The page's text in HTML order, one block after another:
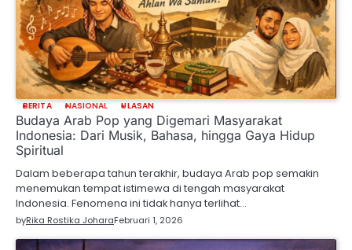
BERITA NASIONAL ULASAN
Budaya Arab Pop yang Digemari Masyarakat
Indonesia: Dari Musik, Bahasa, hingga Gaya Hidup
Spiritual
Dalam beberapa tahun terakhir, budaya Arab pop semakin
menemukan tempat istimewa di tengah masyarakat
Indonesia. Fenomena ini tidak hanya terlihat…
byRika Rostika JoharaFebruari 1, 2026